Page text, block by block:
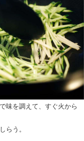
味を調えて、すぐ火から
らう。